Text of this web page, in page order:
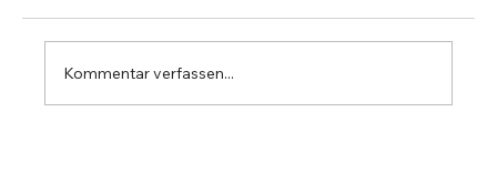
Kommentar verfassen...